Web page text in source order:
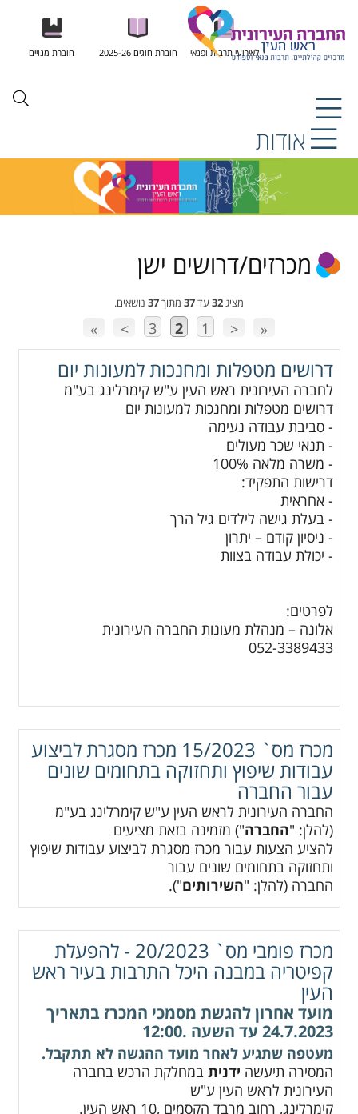
לאירועי תרבות ופנאי חוברת חוגים 2025-26 חוברת מנויים
אודות
מכרזים/דרושים ישן
מציג32עד37 מתוך37 נושאים.
«
<
1
2
3
>
»
דרושים מטפלות ומחנכות למעונות יום
לחברה העירונית ראש העין ע"ש קימרלינג בע"מ
דרושים מטפלות ומחנכות למעונות יום
- סביבת עבודה נעימה
- תנאי שכר מעולים
- משרה מלאה 100%
דרישות התפקיד:
- אחראית
- בעלת גישה לילדים גיל הרך
- ניסיון קודם – יתרון
- יכולת עבודה בצוות
לפרטים:
אלונה – מנהלת מעונות החברה העירונית
052-3389433
מכרז מס` 15/2023 מכרז מסגרת לביצוע
עבודות שיפוץ ותחזוקה בתחומים שונים
עבור החברה
החברה העירונית לראש העין ע"ש קימרלינג בע"מ
(להלן: "החברה") מזמינה בזאת מציעים
להציע הצעות עבור מכרז מסגרת לביצוע עבודות שיפוץ
ותחזוקה בתחומים שונים עבור
החברה (להלן: "השירותים").
מכרז פומבי מס` 20/2023 - להפעלת
קפיטריה במבנה היכל התרבות בעיר ראש
העין
מועד אחרון להגשת מסמכי המכרז בתאריך
24.7.2023 עד השעה .12:00
מעטפה שתגיע לאחר מועד ההגשה לא תתקבל.
המסירה תיעשה ידנית במחלקת הרכש בחברה
העירונית לראש העין ע"ש
קימרלינג, רחוב מרבד הקסמים ,10 ראש העין.